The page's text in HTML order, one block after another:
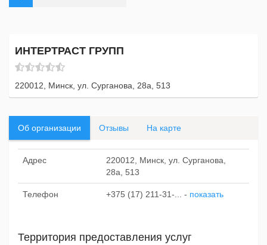
ИНТЕРТРАСТ ГРУПП
220012, Минск, ул. Сурганова, 28а, 513
Об организации Отзывы На карте
Адрес
220012, Минск, ул. Сурганова,
28а, 513
Телефон +375 (17) 211-31-... - показать
Территория предоставления услуг